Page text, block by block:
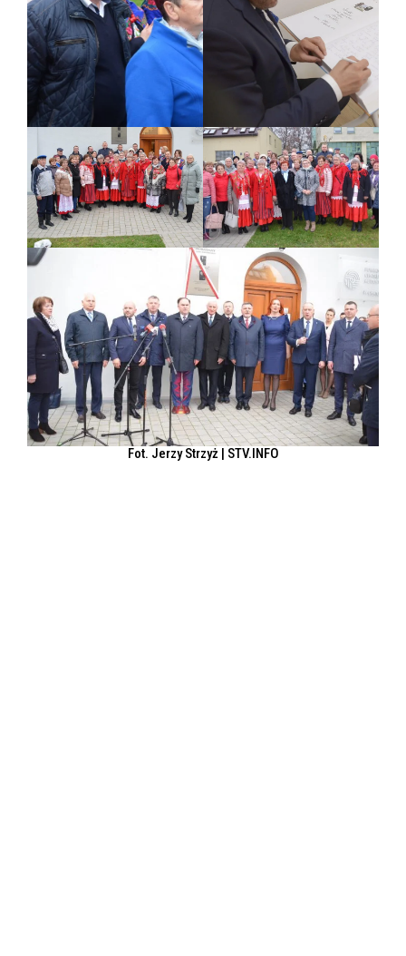
Fot. Jerzy Strzyż | STV.INFO